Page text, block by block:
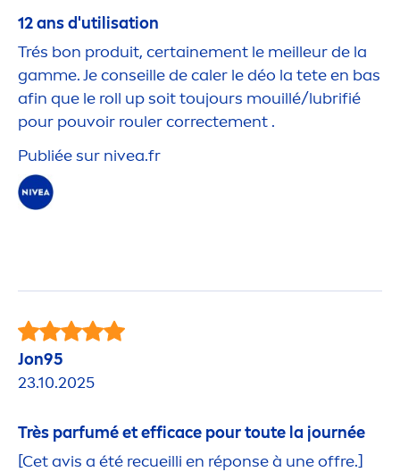
12 ans d'utilisation
Trés bon produit, certainement le meilleur de la
gamme. Je conseille de caler le déo la tete en bas
afin que le roll up soit toujours mouillé/lubrifié
pour pouvoir rouler correctement .
Publiée sur nivea.fr
Jon95
23.10.2025
Très parfumé et efficace pour toute la journée
[Cet avis a été recueilli en réponse à une offre.]